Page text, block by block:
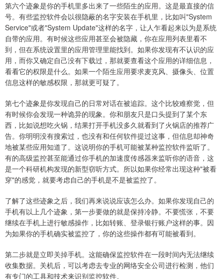
第六个迹象是你的手机里多出来了一些陌生的应用。这是最直接的信
号。有些监控软件会以很隐蔽的名字安装在手机里，比如叫"System
Service"或者"System Update"这样的名字，让人乍看起来以为是系统
自带的应用。有时候这些应用甚至会被隐藏，你在应用列表里看不
到，但在系统设置里的应用管理里能找到。如果你发现有不认识的应
用，而你又确定自己没有下载过，那就要查看这个应用的详细信息，
看看它的权限是什么。如果一个陌生应用要求麦克风、摄像头、位置
信息这样的敏感权限，那就更可疑了。
第七个迹象是你发现自己的日常对话在被追踪。这个比较难察觉，但
有时候你会发现一种诡异的现象。你和朋友只是口头提到了某个东
西，比如说想吃火锅，结果打开手机没多久就看到了火锅店的推荐广
告。你明明没有搜索过，也没有和任何软件提过这事，但信息却神奇
地被某些应用知道了。这说明你的手机可能被某种监控软件监听了。
有的高级监控甚至能通过你手机的加速度传感器来监听你的语音，这
是一个科研机构发现的新型窃听方式。所以如果你经常出现这种"被看
穿"的感觉，就要考虑自己的手机是不是被监控了。
了解了这些迹象之后，我们再来说说应该怎么办。如果你发现自己的
手机有以上几个迹象，第一步要做的就是保持冷静。不要慌张，不要
继续在手机上进行敏感操作，比如转账、登录银行账户这样的事。因
为如果你的手机确实被监控了，你的这些操作都有可能被看到。
第二步就是立即关掉手机。这能确保监控软件在一段时间内无法继续
收集数据。关机后，可以考虑去专业的网络安全公司进行检测，他们
有专门的工具和技术来识别监控软件。